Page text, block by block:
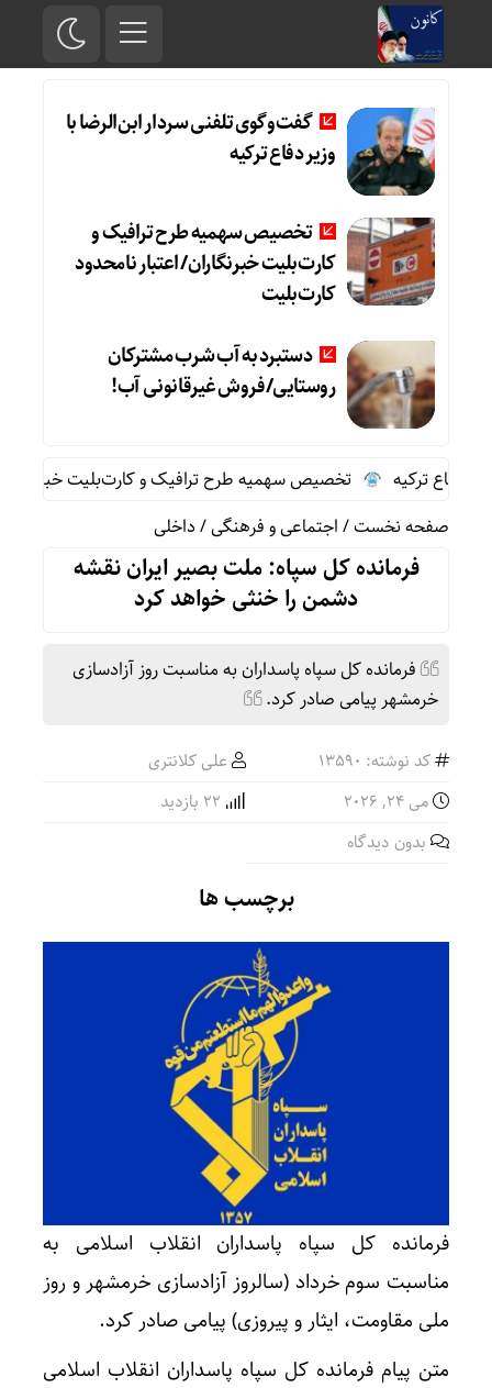
گفت‌وگوی تلفنی سردار ابن‌الرضا با
وزیر دفاع ترکیه
تخصیص سهمیه طرح ترافیک و
کارت‌بلیت خبرنگاران/ اعتبار نامحدود
کارت‌بلیت
دستبرد به آب شرب مشترکان
روستایی/فروش غیرقانونی آب!
ترکیه
تخصیص سهمیه طرح ترافیک و کارت‌بلیت خبرنگاران/
صفحه نخست/اجتماعی و فرهنگی/داخلی
فرمانده کل سپاه: ملت بصیر ایران نقشه
دشمن را خنثی خواهد کرد
فرمانده کل سپاه پاسداران به مناسبت روز آزادسازی
خرمشهر پیامی صادر کرد.
کد نوشته: 13590
علی کلانتری
می 24, 2026
بدون دیدگاه
برچسب ها
فرمانده کل سپاه پاسداران انقلاب اسلامی به
مناسبت سوم خرداد (سالروز آزادسازی خرمشهر و روز
ملی مقاومت، ایثار و پیروزی) پیامی صادر کرد.
متن پیام فرمانده کل سپاه پاسداران انقلاب اسلامی